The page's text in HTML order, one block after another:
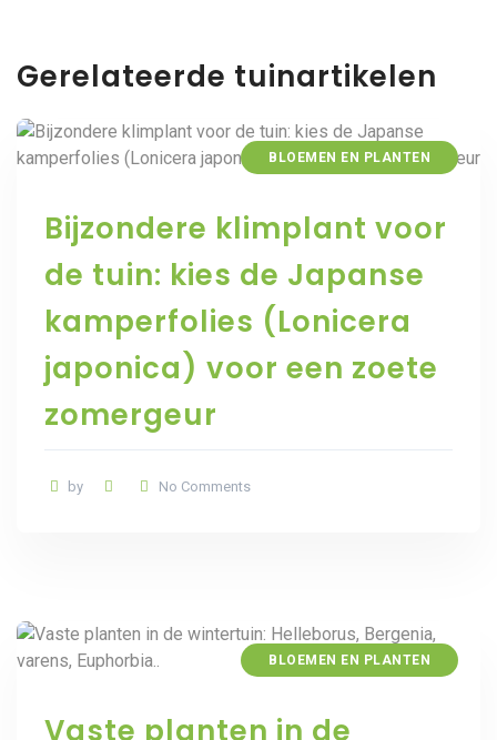
Gerelateerde tuinartikelen
BLOEMEN EN PLANTEN
Bijzondere klimplant voor
de tuin: kies de Japanse
kamperfolies (Lonicera
japonica) voor een zoete
zomergeur
by No Comments
BLOEMEN EN PLANTEN
Vaste planten in de